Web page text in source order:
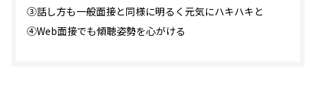
③話し方も一般面接と同様に明るく元気にハキハキと
④Web面接でも傾聴姿勢を心がける